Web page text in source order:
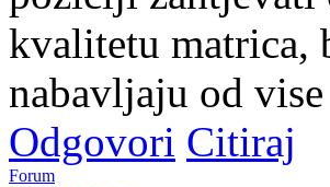
kvalitetu matrica,
nabavljaju od
Odgovori Citiraj
Forum